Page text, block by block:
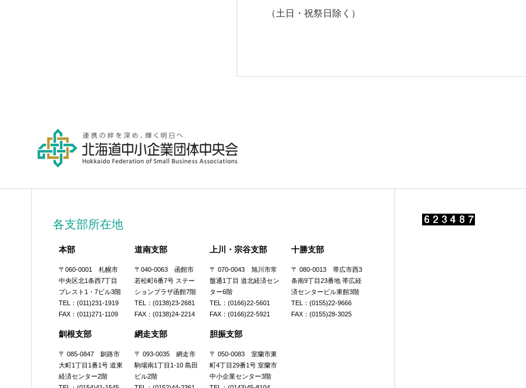
（土日・祝祭日除く）
各支部所在地
本部 道南支部 上川・宗谷支部 十勝支部
〒060-0001 札幌市
中央区北1条西7丁目
プレスト1・7ビル3階
TEL：(011)231-1919
FAX：(011)271-1109
〒040-0063 函館市
若松町6番7号 ステー
ションプラザ函館7階
TEL：(0138)23-2681
FAX：(0138)24-2214
〒 070-0043 旭川市常
盤通1丁目 道北経済セン
ター6階
TEL：(0166)22-5601
FAX：(0166)22-5921
〒 080-0013 帯広市西3
条南9丁目23番地 帯広経
済センタービル東館3階
TEL：(0155)22-9666
FAX：(0155)28-3025
釧根支部 網走支部 胆振支部
〒 085-0847 釧路市
大町1丁目1番1号 道東
経済センター2階
〒 093-0035 網走市
駒場南1丁目1-10 島田
ビル2階
〒 050-0083 室蘭市東
町4丁目29番1号 室蘭市
中小企業センター3階